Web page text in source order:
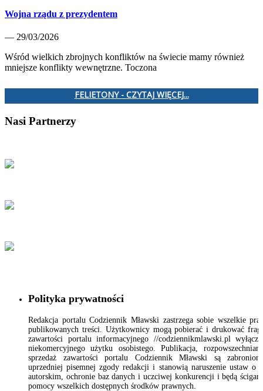
Wojna rządu z prezydentem
— 29/03/2026
Wśród wielkich zbrojnych konfliktów na świecie mamy również
mniejsze konflikty wewnętrzne. Toczona
FELIETONY - CZYTAJ WIĘCEJ...
Nasi Partnerzy
Polityka prywatności
Redakcja portalu Codziennik Mławski zastrzega sobie wszelkie
publikowanych treści. Użytkownicy mogą pobierać i drukować
zawartości portalu informacyjnego //codziennikmlawski.pl
niekomercyjnego użytku osobistego. Publikacja,
sprzedaż zawartości portalu Codziennik Mławski są
uprzedniej pisemnej zgody redakcji i stanowią naruszenie ustaw o
autorskim, ochronie baz danych i uczciwej konkurencji i będą
pomocy wszelkich dostępnych środków prawnych.